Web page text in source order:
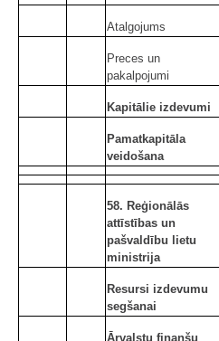
Atalgojums
Preces un
pakalpojumi
Kapitālie izdevumi
Pamatkapitāla
veidošana
58. Reģionālās
attīstības un
pašvaldību lietu
ministrija
Resursi izdevumu
segšanai
Ārvalstu finanšu